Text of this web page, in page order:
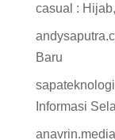
casual :
Baru
Informasi